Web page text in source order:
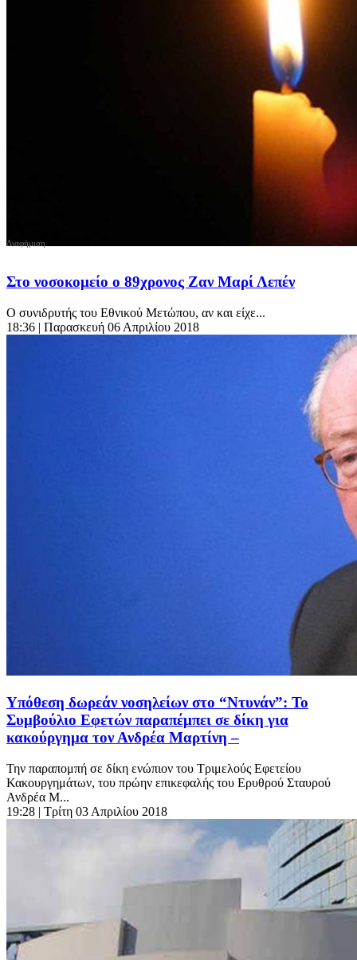
Στο νοσοκομείο ο 89χρονος Ζαν Μαρί Λεπέν
Ο συνιδρυτής του Εθνικού Μετώπου, αν και είχε...
18:36 | Παρασκευή 06 Απριλίου 2018
Υπόθεση δωρεάν νοσηλείων στο “Ντυνάν”: Το
Συμβούλιο Εφετών παραπέμπει σε δίκη για
κακούργημα τον Ανδρέα Μαρτίνη –
Την παραπομπή σε δίκη ενώπιον του Τριμελούς Εφετείου
Κακουργημάτων, του πρώην επικεφαλής του Ερυθρού Σταυρού
Ανδρέα Μ...
19:28 | Τρίτη 03 Απριλίου 2018